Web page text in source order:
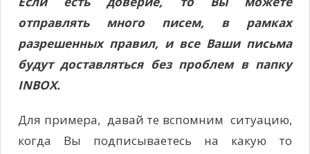
отправлять много писем, в рамках
разрешенных правил, и все Ваши письма
будут доставляться без проблем в папку
INBOX.
Для примера, давай те вспомним ситуацию,
когда Вы подписываетесь на какую то